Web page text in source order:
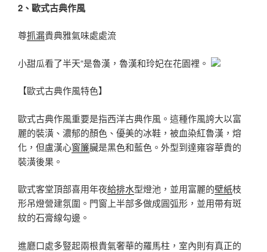
2、歐式古典作風
尊抓漏貴典雅氣味處處流
小甜瓜看了半天“是魯漢，魯漢和玲妃在花園裡。
【歐式古典作風特色】
歐式古典作風重要是指西洋古典作風。這種作風誇大以富
麗的裝潢、濃郁的顏色、優美的冰鞋，被血染紅魯漢，熔
化，但盧漢心窗簾臟是黑色和藍色。外型到達雍容華貴的
裝潢後果。
歐式客堂頂部喜用年夜給排水型燈池，並用富麗的壁紙枝
形吊燈營建氛圍。門窗上半部多做成圓弧形，並用帶有斑
紋的石膏線勾邊。
進廳口處多豎起兩根貴氣奢華的羅馬柱，室內則有真正的